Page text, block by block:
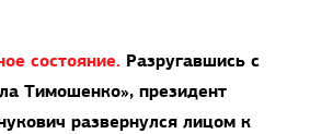
состояние. Разругавшись с
Тимошенко», президент
развернулся лицом к